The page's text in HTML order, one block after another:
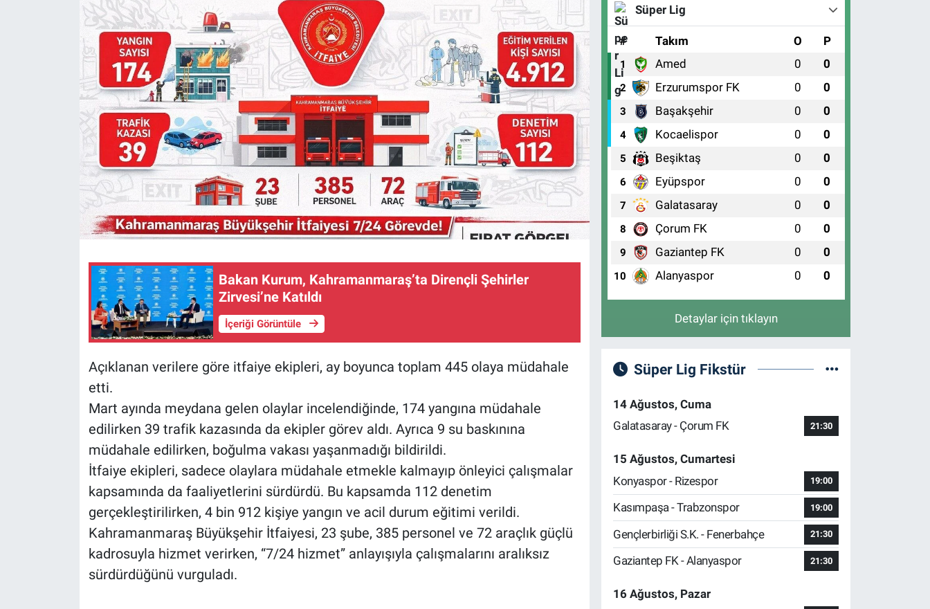
Bakan Kurum, Kahramanmaraş’ta Dirençli Şehirler
Zirvesi’ne Katıldı
İçeriği Görüntüle
Açıklanan verilere göre itfaiye ekipleri, ay boyunca toplam 445 olaya müdahale
etti.
Mart ayında meydana gelen olaylar incelendiğinde, 174 yangına müdahale
edilirken 39 trafik kazasında da ekipler görev aldı. Ayrıca 9 su baskınına
müdahale edilirken, boğulma vakası yaşanmadığı bildirildi.
İtfaiye ekipleri, sadece olaylara müdahale etmekle kalmayıp önleyici çalışmalar
kapsamında da faaliyetlerini sürdürdü. Bu kapsamda 112 denetim
gerçekleştirilirken, 4 bin 912 kişiye yangın ve acil durum eğitimi verildi.
Kahramanmaraş Büyükşehir İtfaiyesi, 23 şube, 385 personel ve 72 araçlık güçlü
kadrosuyla hizmet verirken, “7/24 hizmet” anlayışıyla çalışmalarını aralıksız
sürdürdüğünü vurguladı.
Süper Lig
# Takım O P
1 Amed 0 0
2 Erzurumspor FK 0 0
3 Başakşehir 0 0
4 Kocaelispor 0 0
5 Beşiktaş 0 0
6 Eyüpspor 0 0
7 Galatasaray 0 0
8 Çorum FK 0 0
9 Gaziantep FK 0 0
10 Alanyaspor 0 0
Detaylar için tıklayın
Süper Lig Fikstür
14 Ağustos, Cuma
Galatasaray - Çorum FK
21:30
15 Ağustos, Cumartesi
Konyaspor - Rizespor
19:00
Kasımpaşa - Trabzonspor 19:00
Gençlerbirliği S.K. - Fenerbahçe 21:30
Gaziantep FK - Alanyaspor 21:30
16 Ağustos, Pazar
MAGAZİN
KÜLTÜR-SANAT